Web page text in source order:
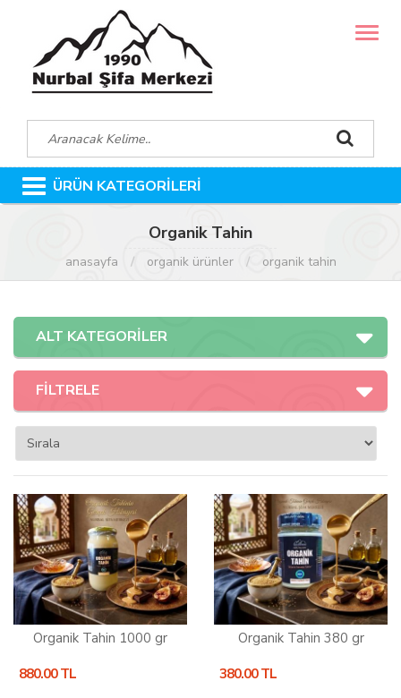
MENÜ
ÜRÜN KATEGORİLERİ
Organik Tahin
anasayfa organik ürünler organik tahin
ALT KATEGORİLER
FİLTRELE
Organik Tahin 1000 gr
880.00 TL
Organik Tahin 380 gr
380.00 TL